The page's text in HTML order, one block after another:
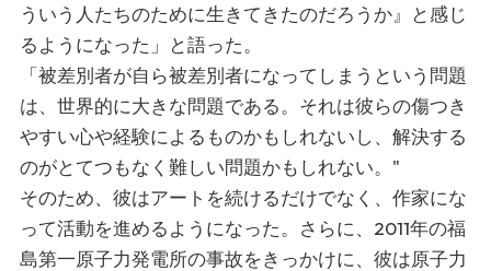
ういう人たちのために生きてきたのだろうか』と感じ
るようになった」と語った。
「被差別者が自ら被差別者になってしまうという問題
は、世界的に大きな問題である。それは彼らの傷つき
やすい心や経験によるものかもしれないし、解決する
のがとてつもなく難しい問題かもしれない。"
そのため、彼はアートを続けるだけでなく、作家にな
って活動を進めるようになった。さらに、2011年の福
島第一原子力発電所の事故をきっかけに、彼は原子力